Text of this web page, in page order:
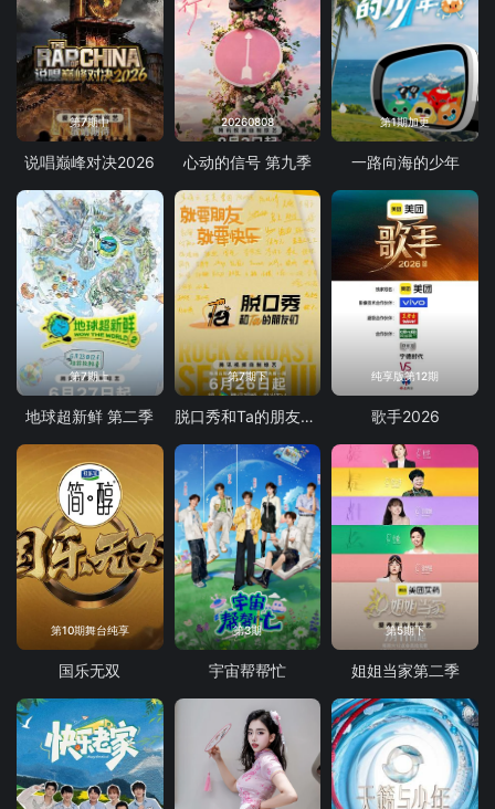
第7期中
说唱巅峰对决2026
20260808
心动的信号 第九季
第1期加更
一路向海的少年
第7期上
地球超新鲜 第二季
第7期下
脱口秀和Ta的朋友们 第三季
纯享版第12期
歌手2026
第10期舞台纯享
国乐无双
第3期
宇宙帮帮忙
第5期下
姐姐当家第二季